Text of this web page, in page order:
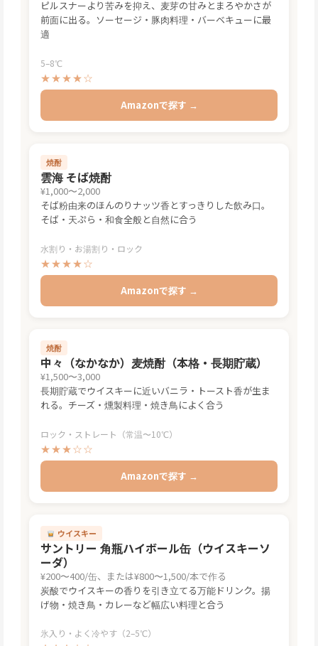
ピルスナーより苦みを抑え、麦芽の甘みとまろやかさが
前面に出る。ソーセージ・豚肉料理・バーベキューに最
適
5–8℃
★★★★☆
Amazonで探す →
焼酎
雲海 そば焼酎
¥1,000〜2,000
そば粉由来のほんのりナッツ香とすっきりした飲み口。
そば・天ぷら・和食全般と自然に合う
水割り・お湯割り・ロック
★★★★☆
Amazonで探す →
焼酎
中々（なかなか）麦焼酎（本格・長期貯蔵）
¥1,500〜3,000
長期貯蔵でウイスキーに近いバニラ・トースト香が生ま
れる。チーズ・燻製料理・焼き鳥によく合う
ロック・ストレート（常温〜10℃）
★★★☆☆
Amazonで探す →
ウイスキー
サントリー 角瓶ハイボール缶（ウイスキーソ
ーダ）
¥200〜400/缶、または¥800〜1,500/本で作る
炭酸でウイスキーの香りを引き立てる万能ドリンク。揚
げ物・焼き鳥・カレーなど幅広い料理と合う
氷入り・よく冷やす（2–5℃）